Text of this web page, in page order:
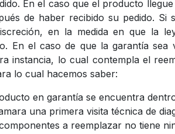
En el caso que el producto
de haber recibido su pedido.
en la medida en que la
En el caso de que la garantía
instancia, lo cual contempla el
lo cual hacemos saber:
en garantía se encuentra
una primera visita técnica de
a reemplazar no tiene